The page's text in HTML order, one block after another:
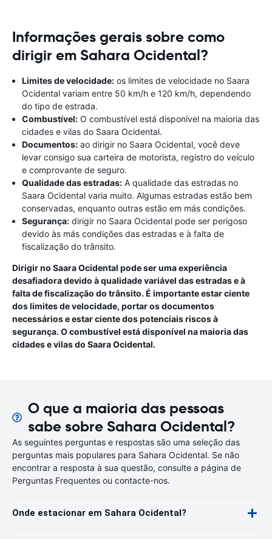
Informações gerais sobre como
dirigir em Sahara Ocidental?
Limites de velocidade: os limites de velocidade no Saara
Ocidental variam entre 50 km/h e 120 km/h, dependendo
do tipo de estrada.
Combustível: O combustível está disponível na maioria das
cidades e vilas do Saara Ocidental.
Documentos: ao dirigir no Saara Ocidental, você deve
levar consigo sua carteira de motorista, registro do veículo
e comprovante de seguro.
Qualidade das estradas: A qualidade das estradas no
Saara Ocidental varia muito. Algumas estradas estão bem
conservadas, enquanto outras estão em más condições.
Segurança: dirigir no Saara Ocidental pode ser perigoso
devido às más condições das estradas e à falta de
fiscalização do trânsito.
Dirigir no Saara Ocidental pode ser uma experiência
desafiadora devido à qualidade variável das estradas e à
falta de fiscalização do trânsito. É importante estar ciente
dos limites de velocidade, portar os documentos
necessários e estar ciente dos potenciais riscos à
segurança. O combustível está disponível na maioria das
cidades e vilas do Saara Ocidental.
O que a maioria das pessoas
sabe sobre Sahara Ocidental?
As seguintes perguntas e respostas são uma seleção das
perguntas mais populares para Sahara Ocidental. Se não
encontrar a resposta à sua questão, consulte a página de
Perguntas Frequentes ou contacte-nos.
Onde estacionar em Sahara Ocidental?